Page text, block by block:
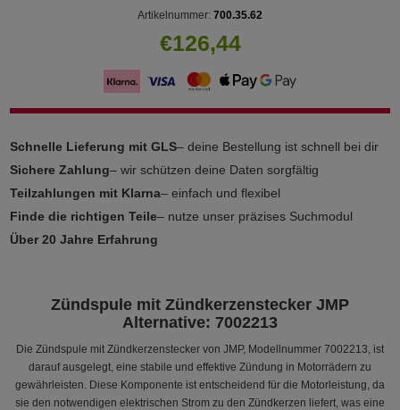
Artikelnummer: 700.35.62
€126,44
Schnelle Lieferung mit GLS– deine Bestellung ist schnell bei dir
Sichere Zahlung– wir schützen deine Daten sorgfältig
Teilzahlungen mit Klarna– einfach und flexibel
Finde die richtigen Teile– nutze unser präzises Suchmodul
Über 20 Jahre Erfahrung
Zündspule mit Zündkerzenstecker JMP
Alternative: 7002213
Die Zündspule mit Zündkerzenstecker von JMP, Modellnummer 7002213, ist
darauf ausgelegt, eine stabile und effektive Zündung in Motorrädern zu
gewährleisten. Diese Komponente ist entscheidend für die Motorleistung, da
sie den notwendigen elektrischen Strom zu den Zündkerzen liefert, was eine